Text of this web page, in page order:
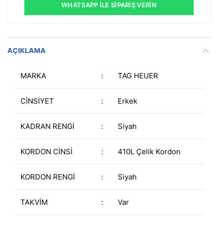
WHATSAPP İLE SIPARIŞ VERIN
AÇIKLAMA
MARKA : TAG HEUER
CİNSİYET : Erkek
KADRAN RENGİ : Siyah
KORDON CİNSİ : 410L Çelik Kordon
KORDON RENGİ : Siyah
TAKVİM : Var